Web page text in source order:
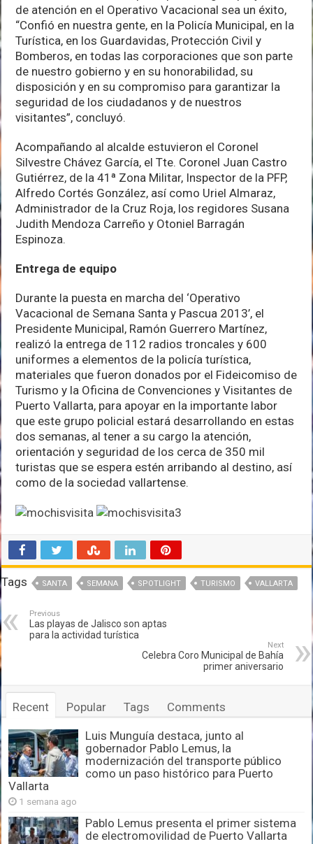
de atención en el Operativo Vacacional sea un éxito,
“Confió en nuestra gente, en la Policía Municipal, en la
Turística, en los Guardavidas, Protección Civil y
Bomberos, en todas las corporaciones que son parte
de nuestro gobierno y en su honorabilidad, su
disposición y en su compromiso para garantizar la
seguridad de los ciudadanos y de nuestros
visitantes”, concluyó.
Acompañando al alcalde estuvieron el Coronel
Silvestre Chávez García, el Tte. Coronel Juan Castro
Gutiérrez, de la 41ª Zona Militar, Inspector de la PFP,
Alfredo Cortés González, así como Uriel Almaraz,
Administrador de la Cruz Roja, los regidores Susana
Judith Mendoza Carreño y Otoniel Barragán
Espinoza.
Entrega de equipo
Durante la puesta en marcha del ‘Operativo
Vacacional de Semana Santa y Pascua 2013’, el
Presidente Municipal, Ramón Guerrero Martínez,
realizó la entrega de 112 radios troncales y 600
uniformes a elementos de la policía turística,
materiales que fueron donados por el Fideicomiso de
Turismo y la Oficina de Convenciones y Visitantes de
Puerto Vallarta, para apoyar en la importante labor
que este grupo policial estará desarrollando en estas
dos semanas, al tener a su cargo la atención,
orientación y seguridad de los cerca de 350 mil
turistas que se espera estén arribando al destino, así
como de la sociedad vallartense.
Tags SANTA SEMANA SPOTLIGHT TURISMO VALLARTA
Previous
Las playas de Jalisco son aptas
para la actividad turística
Next
Celebra Coro Municipal de Bahía
primer aniversario
Recent Popular Tags Comments
Luis Munguía destaca, junto al
gobernador Pablo Lemus, la
modernización del transporte público
como un paso histórico para Puerto
Vallarta
1 semana ago
Pablo Lemus presenta el primer sistema
de electromovilidad de Puerto Vallarta